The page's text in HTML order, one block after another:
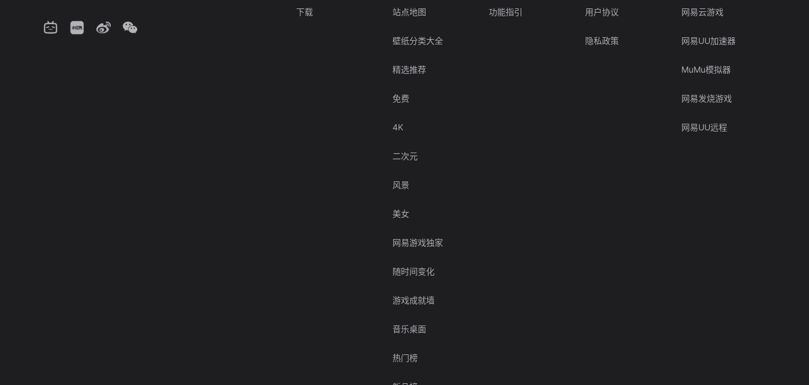
下载 站点地图
壁纸分类大全
精选推荐
免费
4K
二次元
风景
美女
网易游戏独家
随时间变化
游戏成就墙
音乐桌面
热门榜
功能指引 用户协议
隐私政策
网易云游戏
网易UU加速器
MuMu模拟器
网易发烧游戏
网易UU远程